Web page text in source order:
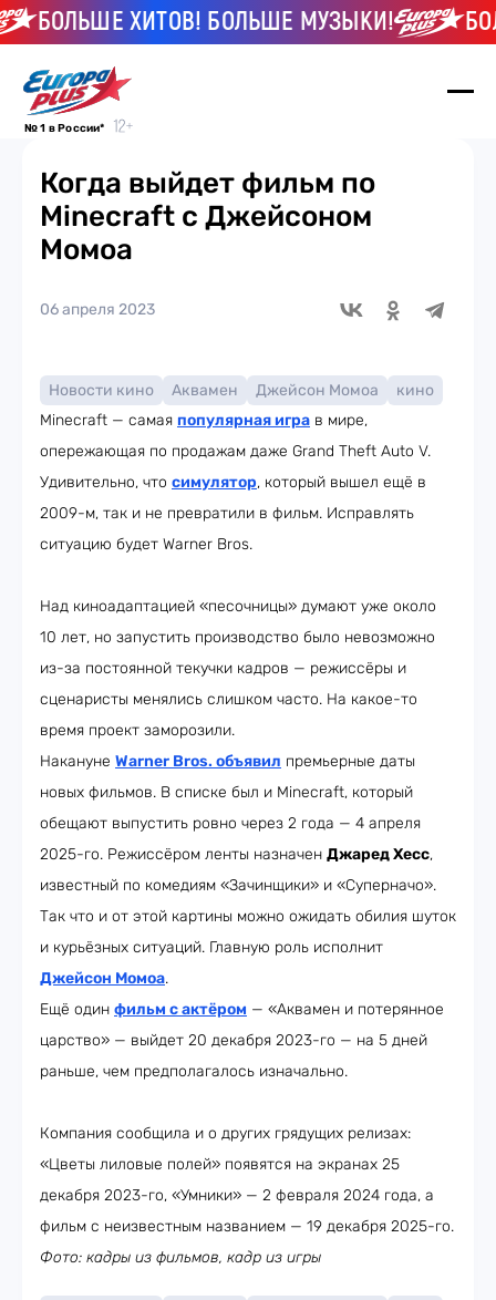
БОЛЬШЕ ХИТОВ! БОЛЬШЕ МУЗЫКИ!
№ 1 в России*
Когда выйдет фильм по
Minecraft с Джейсоном
Момоа
06 апреля 2023
Новости кино Аквамен Джейсон Момоа
кино
Minecraft — самая популярная игра в мире,
опережающая по продажам даже Grand Theft Auto V.
Удивительно, что симулятор, который вышел ещё в
2009-м, так и не превратили в фильм. Исправлять
ситуацию будет Warner Bros.
Над киноадаптацией «песочницы» думают уже около
10 лет, но запустить производство было невозможно
из-за постоянной текучки кадров — режиссёры и
сценаристы менялись слишком часто. На какое-то
время проект заморозили.
Накануне Warner Bros. объявил премьерные даты
новых фильмов. В списке был и Minecraft, который
обещают выпустить ровно через 2 года — 4 апреля
2025-го. Режиссёром ленты назначен Джаред Хесс,
известный по комедиям «Зачинщики» и «Суперначо».
Так что и от этой картины можно ожидать обилия шуток
и курьёзных ситуаций. Главную роль исполнит
Джейсон Момоа.
Ещё один фильм с актёром — «Аквамен и потерянное
царство» — выйдет 20 декабря 2023-го — на 5 дней
раньше, чем предполагалось изначально.
Компания сообщила и о других грядущих релизах:
«Цветы лиловые полей» появятся на экранах 25
декабря 2023-го, «Умники» — 2 февраля 2024 года, а
фильм с неизвестным названием — 19 декабря 2025-го.
Фото: кадры из фильмов, кадр из игры